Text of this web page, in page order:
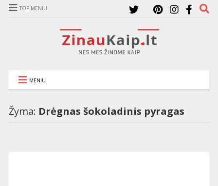
TOP MENIU
MENIU
Žyma: Drėgnas šokoladinis pyragas